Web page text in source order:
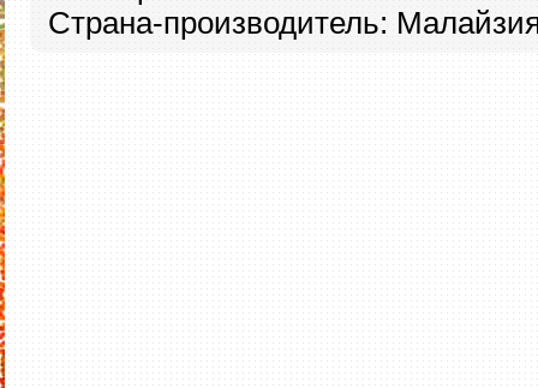
Страна-производитель: